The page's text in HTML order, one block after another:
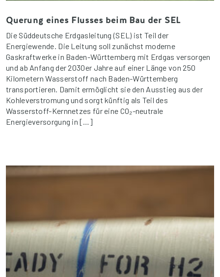
Querung eines Flusses beim Bau der SEL
Die Süddeutsche Erdgasleitung (SEL) ist Teil der
Energiewende. Die Leitung soll zunächst moderne
Gaskraftwerke in Baden-Württemberg mit Erdgas versorgen
und ab Anfang der 2030er Jahre auf einer Länge von 250
Kilometern Wasserstoff nach Baden-Württemberg
transportieren. Damit ermöglicht sie den Ausstieg aus der
Kohleverstromung und sorgt künftig als Teil des
Wasserstoff-Kernnetzes für eine CO₂-neutrale
Energieversorgung in […]